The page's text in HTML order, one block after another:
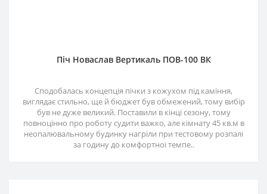
Піч Новаслав Вертикаль ПОВ-100 ВК
Сподобалась концепція пічки з кожухом під каміння,
виглядає стильно, ще й бюджет був обмежений, тому вибір
був не дуже великий. Поставили в кінці сезону, тому
повноцінно про роботу судити важко, але кімнату 45 кв.м в
неопалювальному будинку нагріли при тестовому розпалі
за годину до комфортної темпе..